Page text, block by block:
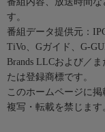
す。
番組データ提供元：
TiVo、Gガイド、G-
Brands LLCおよび／
たは登録商標です。
このホームページに
複写・転載を禁じます